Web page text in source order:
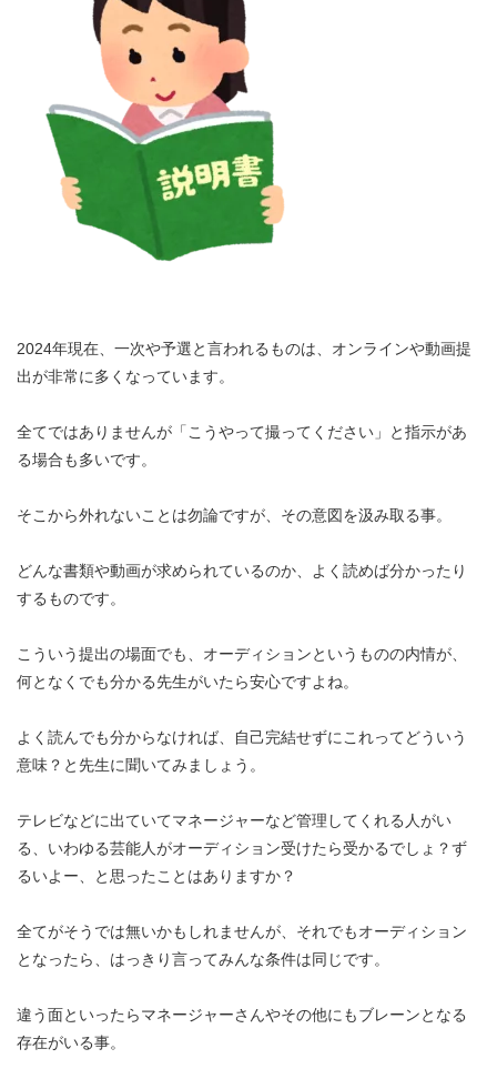
2024年現在、一次や予選と言われるものは、オンラインや動画提
出が非常に多くなっています。
全てではありませんが「こうやって撮ってください」と指示があ
る場合も多いです。
そこから外れないことは勿論ですが、その意図を汲み取る事。
どんな書類や動画が求められているのか、よく読めば分かったり
するものです。
こういう提出の場面でも、オーディションというものの内情が、
何となくでも分かる先生がいたら安心ですよね。
よく読んでも分からなければ、自己完結せずにこれってどういう
意味？と先生に聞いてみましょう。
テレビなどに出ていてマネージャーなど管理してくれる人がい
る、いわゆる芸能人がオーディション受けたら受かるでしょ？ず
るいよー、と思ったことはありますか？
全てがそうでは無いかもしれませんが、それでもオーディション
となったら、はっきり言ってみんな条件は同じです。
違う面といったらマネージャーさんやその他にもブレーンとなる
存在がいる事。